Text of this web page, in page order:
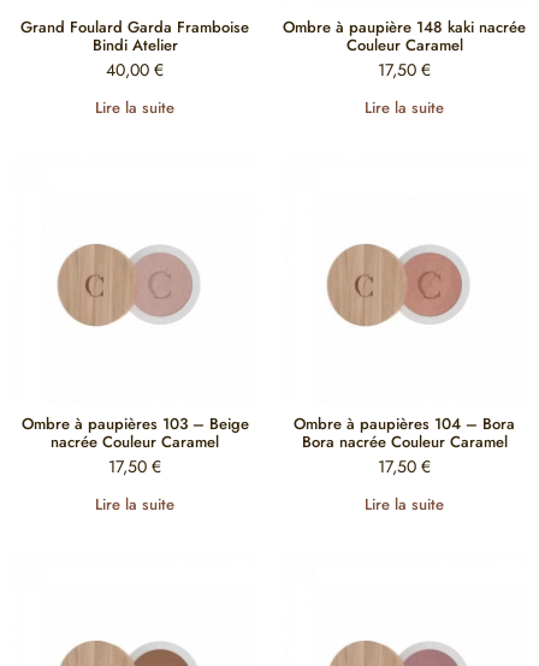
Grand Foulard Garda Framboise
Bindi Atelier
40,00 €
Lire la suite
Ombre à paupière 148 kaki nacrée
Couleur Caramel
17,50 €
Lire la suite
Ombre à paupières 103 – Beige
nacrée Couleur Caramel
17,50 €
Lire la suite
Ombre à paupières 104 – Bora
Bora nacrée Couleur Caramel
17,50 €
Lire la suite